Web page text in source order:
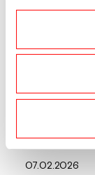
10.03.2026
07.02.2026